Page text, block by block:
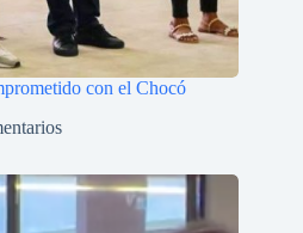
con el Chocó